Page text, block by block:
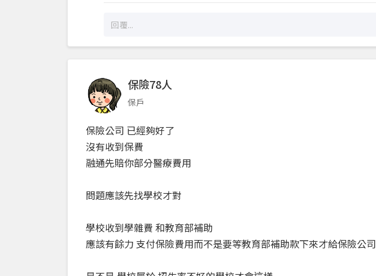
保險78人
保戶
保險公司 已經夠好了
沒有收到保費
融通先賠你部分醫療費用
問題應該先找學校才對
學校收到學雜費 和教育部補助
應該有餘力 支付保險費用而不是要等教育部補助款下來才給保險公司